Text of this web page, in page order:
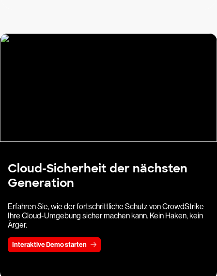
Cloud-Sicherheit der nächsten
Generation
Erfahren Sie, wie der fortschrittliche Schutz von CrowdStrike
Ihre Cloud-Umgebung sicher machen kann. Kein Haken, kein
Ärger.
Interaktive Demo starten